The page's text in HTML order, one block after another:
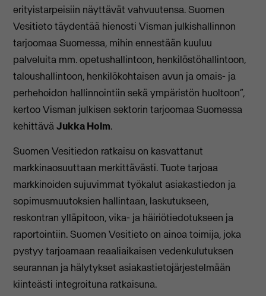
erityistarpeisiin näyttävät vahvuutensa. Suomen
Vesitieto täydentää hienosti Visman julkishallinnon
tarjoomaa Suomessa, mihin ennestään kuuluu
palveluita mm. opetushallintoon, henkilöstöhallintoon,
taloushallintoon, henkilökohtaisen avun ja omais- ja
perhehoidon hallinnointiin sekä ympäristön huoltoon”,
kertoo Visman julkisen sektorin tarjoomaa Suomessa
kehittäväJukka Holm.
Suomen Vesitiedon ratkaisu on kasvattanut
markkinaosuuttaan merkittävästi. Tuote tarjoaa
markkinoiden sujuvimmat työkalut asiakastiedon ja
sopimusmuutoksien hallintaan, laskutukseen,
reskontran ylläpitoon, vika- ja häiriötiedotukseen ja
raportointiin. Suomen Vesitieto on ainoa toimija, joka
pystyy tarjoamaan reaaliaikaisen vedenkulutuksen
seurannan ja hälytykset asiakastietojärjestelmään
kiinteästi integroituna ratkaisuna.